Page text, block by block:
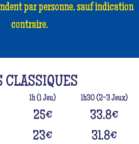
par personne, sauf indication
contraire.
CLASSIQUES
1h (1 Jeu) 1h30 (2-3 Jeux)
25€ 33.8€
23€ 31.8€